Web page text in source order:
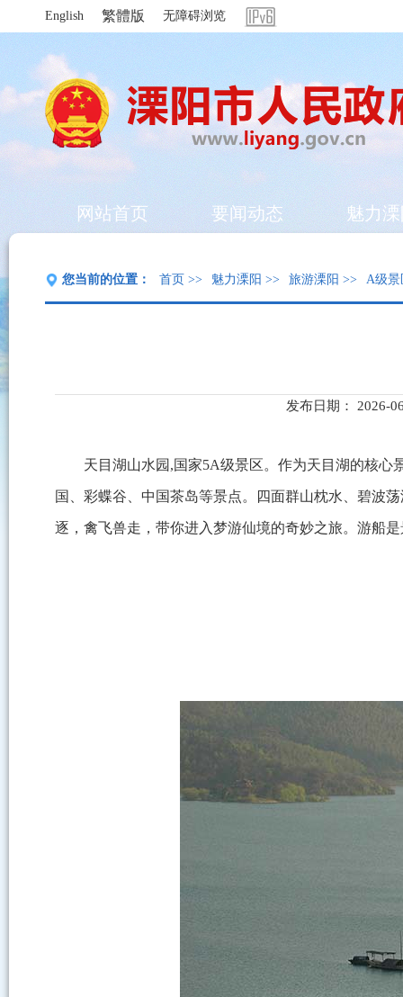
English 繁體版 无障碍浏览
网站首页 要闻动态 魅力
您当前的位置： 首页 >> 魅力溧阳 >> 旅游溧阳 >> A级景
发布日期： 2026-
天目湖山水园,国家5A级景区。作为天目湖的核
国、彩蝶谷、中国茶岛等景点。四面群山枕水、碧波
逐，禽飞兽走，带你进入梦游仙境的奇妙之旅。游船